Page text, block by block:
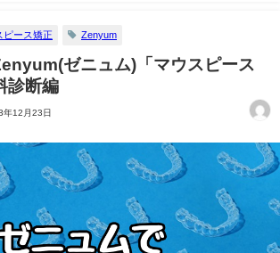
ピース矯正 Zenyum
ゼニュム)「マウスピース
診断編
年12月23日